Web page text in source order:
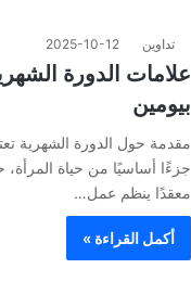
تداوين 2025-10-12
علامات الدورة
بيومين
مقدمة حول الدورة الشهرية
جزءًا أساسيًا من حياة المرأة،
معقدًا ينظم عمل…
أكمل القراءة »